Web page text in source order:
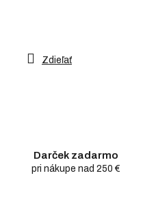
Zdieľať
Darček zadarmo
pri nákupe nad 250 €